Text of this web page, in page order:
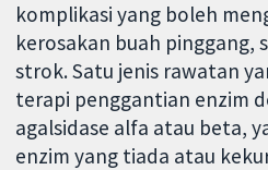
komplikasi yang boleh
kerosakan buah pinggang,
strok. Satu jenis rawatan
terapi penggantian enzim
agalsidase alfa atau beta,
enzim yang tiada atau